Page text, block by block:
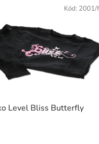
Level Bliss Butterfly
Kód: 2001/